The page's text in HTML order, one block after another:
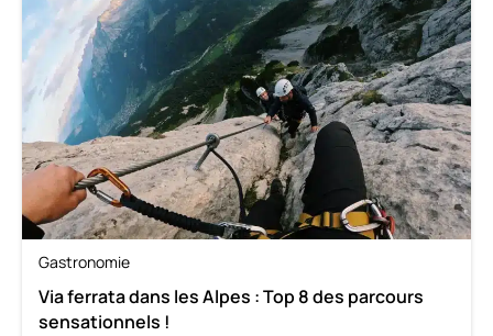
Gastronomie
Via ferrata dans les Alpes : Top 8 des parcours
sensationnels !